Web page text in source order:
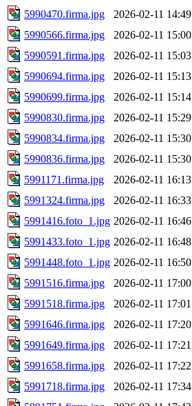
5990470.firma.jpg
2026-02-11 14:49
5990566.firma.jpg
2026-02-11 15:00
5990591.firma.jpg
2026-02-11 15:03
5990694.firma.jpg
2026-02-11 15:13
5990699.firma.jpg
2026-02-11 15:14
5990830.firma.jpg
2026-02-11 15:29
5990834.firma.jpg
2026-02-11 15:30
5990836.firma.jpg
2026-02-11 15:30
5991171.firma.jpg
2026-02-11 16:13
5991324.firma.jpg
2026-02-11 16:33
5991416.foto_1.jpg 2026-02-11 16:46
5991433.foto_1.jpg 2026-02-11 16:48
5991448.foto_1.jpg 2026-02-11 16:50
5991516.firma.jpg
2026-02-11 17:00
5991518.firma.jpg
2026-02-11 17:01
5991646.firma.jpg
2026-02-11 17:20
5991649.firma.jpg
2026-02-11 17:21
5991658.firma.jpg
2026-02-11 17:22
5991718.firma.jpg
2026-02-11 17:34